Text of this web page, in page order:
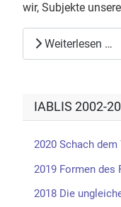
wir, Subjekte
Weiterlesen …
IABLIS 2002-
2020 Schach dem
2019 Formen des
2018 Die